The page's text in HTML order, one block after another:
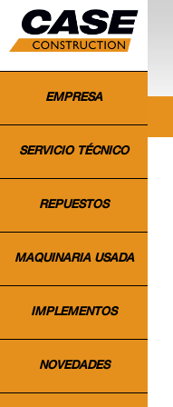
EMPRESA
SERVICIO TÉCNICO
REPUESTOS
MAQUINARIA USADA
IMPLEMENTOS
NOVEDADES